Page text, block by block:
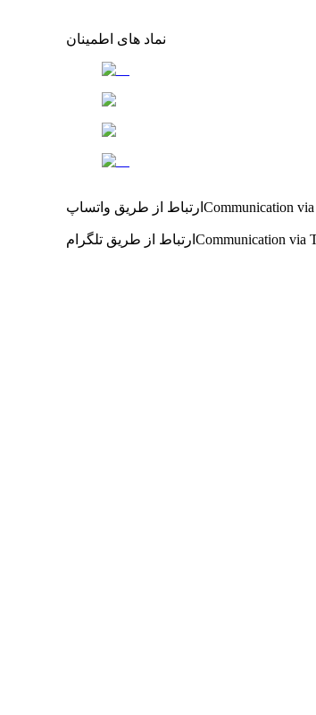
نماد های اطمینان
ارتباط از طریق واتساپ Communication
ارتباط از طریق تلگرام Communication via